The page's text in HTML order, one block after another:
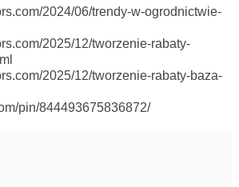
2024/06/trendy-w-ogrodnictwie-
2025/12/tworzenie-rabaty-
2025/12/tworzenie-rabaty-baza-
pin/844493675836872/